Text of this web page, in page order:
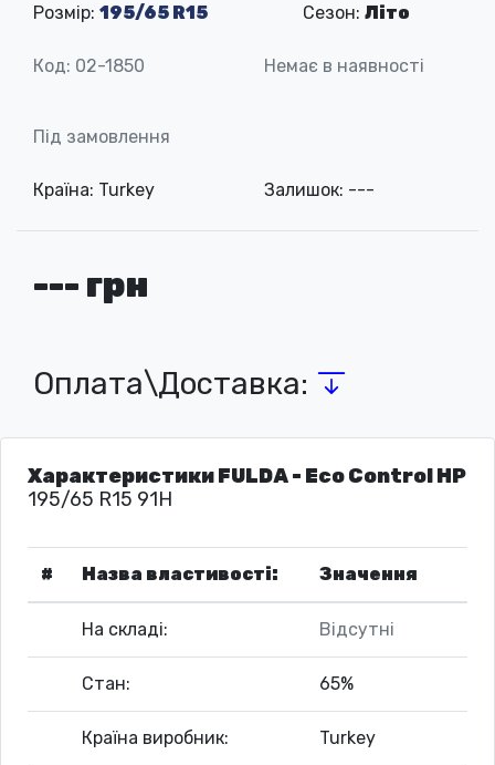
Розмір: 195/65 R15 Сезон: Літо
Код: 02-1850 Немає в наявності
Під замовлення
Країна: Turkey Залишок: ---
--- грн
Оплата\Доставка:
Характеристики FULDA - Eco Control HP
195/65 R15 91H
# Назва властивості: Значення
На складі: Відсутні
Стан: 65%
Країна виробник: Turkey